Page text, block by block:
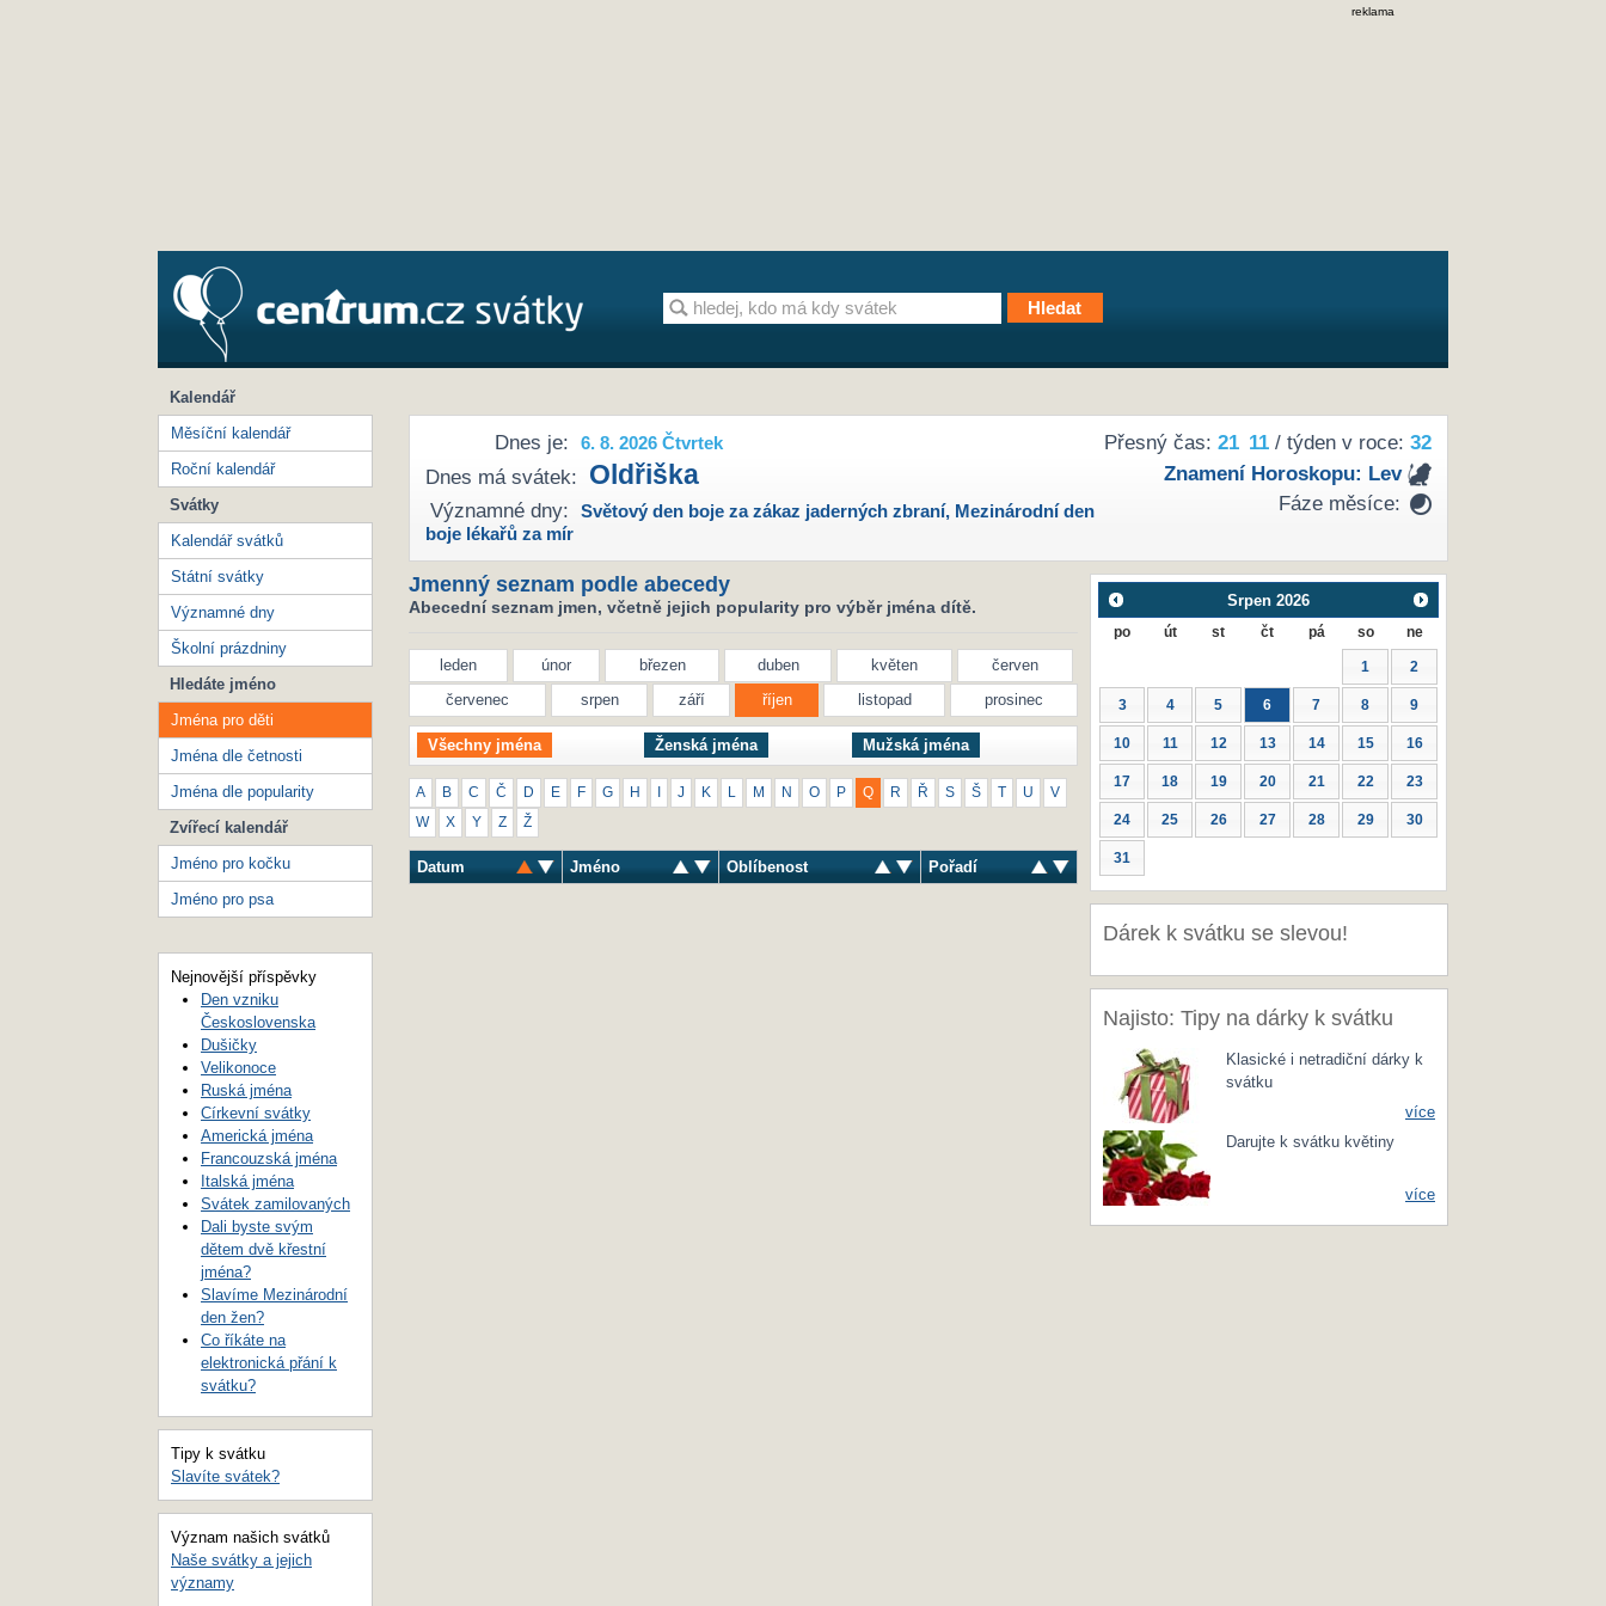
reklama
Přesný čas: 21 11/ týden v roce: 32
Znamení Horoskopu: Lev
Fáze měsíce:
Dnes je: 6. 8. 2026 Čtvrtek
Dnes má svátek: Oldřiška
Významné dny: Světový den boje za zákaz jaderných zbraní, Mezinárodní den
boje lékařů za mír
Jmenný seznam podle abecedy
Abecední seznam jmen, včetně jejich popularity pro výběr jména dítě.
leden únor březen duben květen
červen
červenec
srpen září říjen listopad prosinec
Všechny jména Ženská jména Mužská jména
A B C Č D E F G H J K M N O P Q R Ř S Š T U V
W X Y Z Ž
Datum Jméno Oblíbenost Pořadí
Srpen 2026
po út st čt pá so ne
1 2
3 4 5 6 7 8 9
10 11 12 13 14 15 16
17 18 19 20 21 22 23
24 25 26 27 28 29 30
31
Dárek k svátku se slevou!
Najisto: Tipy na dárky k svátku
Klasické i netradiční dárky k
svátku
více
Darujte k svátku květiny
více
Kalendář
Měsíční kalendář
Roční kalendář
Svátky
Kalendář svátků
Státní svátky
Významné dny
Školní prázdniny
Hledáte jméno
Jména pro děti
Jména dle četnosti
Jména dle popularity
Zvířecí kalendář
Jméno pro kočku
Jméno pro psa
Nejnovější příspěvky
Den vzniku
Československa
Dušičky
Velikonoce
Ruská jména
Církevní svátky
Americká jména
Francouzská jména
Italská jména
Svátek zamilovaných
Dali byste svým
dětem dvě křestní
jména?
Slavíme Mezinárodní
den žen?
Co říkáte na
elektronická přání k
svátku?
Tipy k svátku
Slavíte svátek?
Význam našich svátků
Naše svátky a jejich
významy